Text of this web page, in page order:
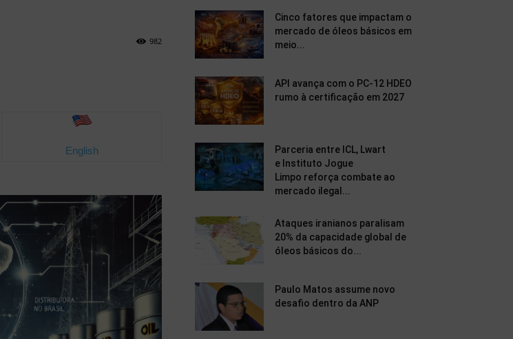
982
English
Cinco fatores que impactam o
mercado de óleos básicos em
meio...
API avança com o PC-12 HDEO
rumo à certificação em 2027
Parceria entre ICL, Lwart
e Instituto Jogue
Limpo reforça combate ao
mercado ilegal...
Ataques iranianos paralisam
20% da capacidade global de
óleos básicos do...
Paulo Matos assume novo
desafio dentro da ANP